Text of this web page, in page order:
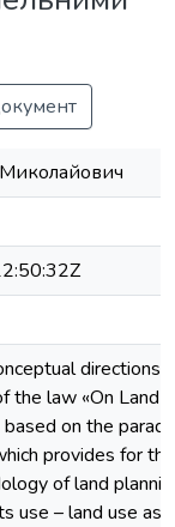
directions
the law «On Land
on the
provides for
of land
use – land use as